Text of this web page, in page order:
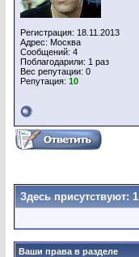
Регистрация: 18.11.2013
Адрес: Москва
Сообщений: 4
Поблагодарили: 1 раз
Вес репутации: 0
Репутация: 10
Здесь присутствуют: 1
Ваши права в разделе